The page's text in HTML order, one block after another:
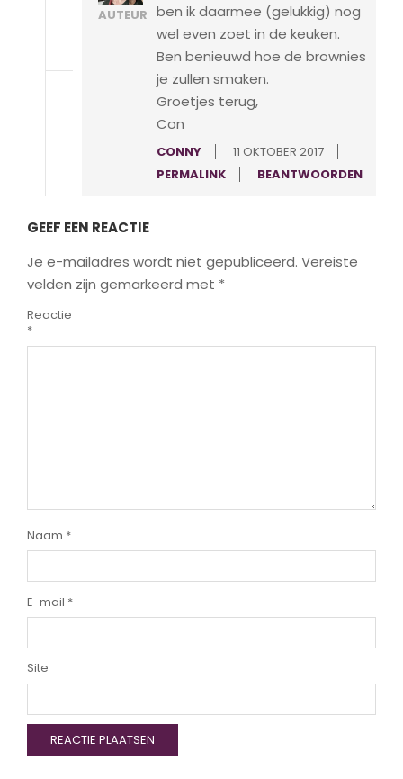
AUTEUR ben ik daarmee (gelukkig) nog
wel even zoet in de keuken.
Ben benieuwd hoe de brownies
je zullen smaken.
Groetjes terug,
Con
CONNY
11 OKTOBER 2017
PERMALINK
BEANTWOORDEN
GEEF EEN REACTIE
Je e-mailadres wordt niet gepubliceerd. Vereiste
velden zijn gemarkeerd met *
Reactie
*
Naam *
E-mail *
Site